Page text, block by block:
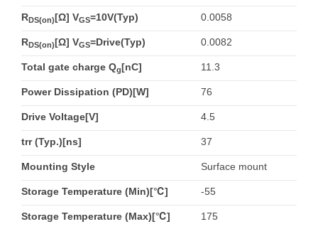
RDS(on)[Ω] VGS=10V(Typ) 0.0058
RDS(on)[Ω] VGS=Drive(Typ) 0.0082
Total gate charge Qg[nC] 11.3
Power Dissipation (PD)[W] 76
Drive Voltage[V] 4.5
trr (Typ.)[ns] 37
Mounting Style Surface mount
Storage Temperature (Min)[℃] -55
Storage Temperature (Max)[℃] 175